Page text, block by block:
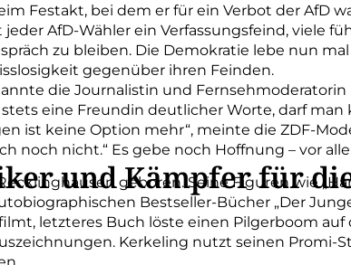
Festakt, bei dem er für ein Verbot der AfD
jeder AfD-Wähler ein Verfassungsfeind, viele
zu bleiben. Die Demokratie lebe nun
gegenüber ihren Feinden.
die Journalistin und Fernsehmoderatorin
stets eine Freundin deutlicher Worte, darf
ist keine Option mehr“, meinte die ZDF-
noch nicht.“ Es gebe noch Hoffnung – vor
und Kämpfer für
geboren. Seine Figuren wie
Bestseller-Bücher „Der
letzteres Buch löste einen Pilgerboom auf
Kerkeling nutzt seinen Promi-